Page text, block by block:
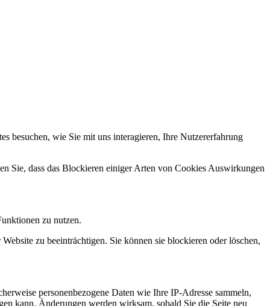
besuchen, wie Sie mit uns interagieren, Ihre Nutzererfahrung
Sie, dass das Blockieren einiger Arten von Cookies Auswirkungen
zu nutzen.
zu beeinträchtigen. Sie können sie blockieren oder löschen,
personenbezogene Daten wie Ihre IP-Adresse sammeln,
kann. Änderungen werden wirksam, sobald Sie die Seite neu